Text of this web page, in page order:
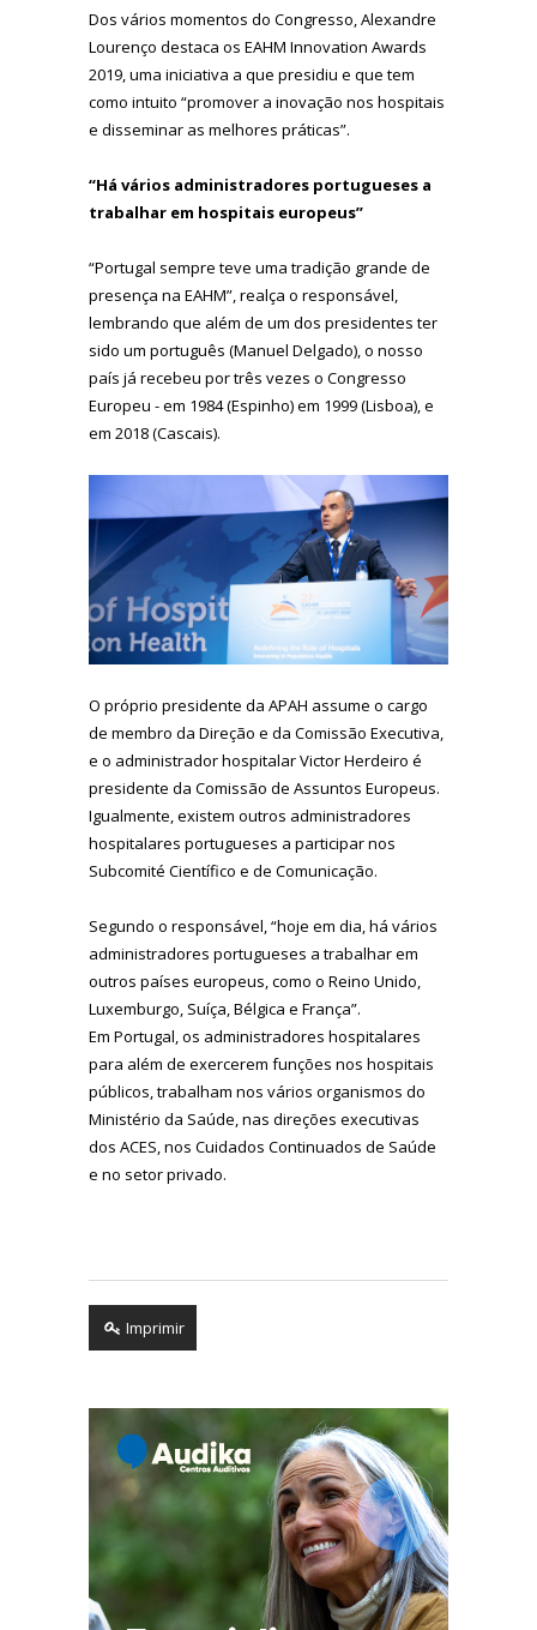
Dos vários momentos do Congresso, Alexandre
Lourenço destaca os EAHM Innovation Awards
2019, uma iniciativa a que presidiu e que tem
como intuito “promover a inovação nos hospitais
e disseminar as melhores práticas”.
“Há vários administradores portugueses a
trabalhar em hospitais europeus”
“Portugal sempre teve uma tradição grande de
presença na EAHM”, realça o responsável,
lembrando que além de um dos presidentes ter
sido um português (Manuel Delgado), o nosso
país já recebeu por três vezes o Congresso
Europeu - em 1984 (Espinho) em 1999 (Lisboa), e
em 2018 (Cascais).
O próprio presidente da APAH assume o cargo
de membro da Direção e da Comissão Executiva,
e o administrador hospitalar Victor Herdeiro é
presidente da Comissão de Assuntos Europeus.
Igualmente, existem outros administradores
hospitalares portugueses a participar nos
Subcomité Científico e de Comunicação.
Segundo o responsável, “hoje em dia, há vários
administradores portugueses a trabalhar em
outros países europeus, como o Reino Unido,
Luxemburgo, Suíça, Bélgica e França”.
Em Portugal, os administradores hospitalares
para além de exercerem funções nos hospitais
públicos, trabalham nos vários organismos do
Ministério da Saúde, nas direções executivas
dos ACES, nos Cuidados Continuados de Saúde
e no setor privado.
Imprimir